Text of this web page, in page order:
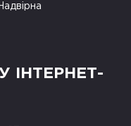
ІНТЕРНЕТ-